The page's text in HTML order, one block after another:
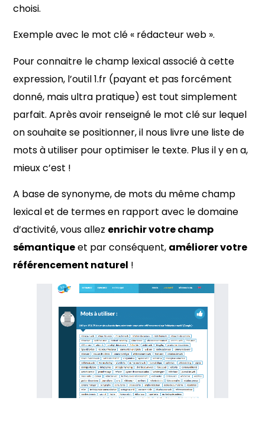
choisi.
Exemple avec le mot clé « rédacteur web ».
Pour connaitre le champ lexical associé à cette
expression, l’outil 1.fr (payant et pas forcément
donné, mais ultra pratique) est tout simplement
parfait. Après avoir renseigné le mot clé sur lequel
on souhaite se positionner, il nous livre une liste de
mots à utiliser pour optimiser le texte. Plus il y en a,
mieux c’est !
A base de synonyme, de mots du même champ
lexical et de termes en rapport avec le domaine
d’activité, vous allez enrichir votre champ
sémantiqueet par conséquent, améliorer votre
référencement naturel !